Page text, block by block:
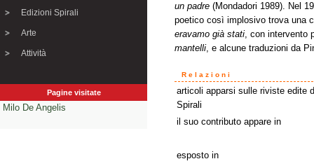
Edizioni Spirali
Arte
Attività
Pagine visitate
Milo De Angelis
un padre(Mondadori 1989). Nel
poetico così implosivo trova una
eravamo già stati, con intervento
mantelli, e alcune traduzioni da
Relazioni
articoli apparsi sulle riviste edite
Spirali
il suo contributo appare in
esposto in